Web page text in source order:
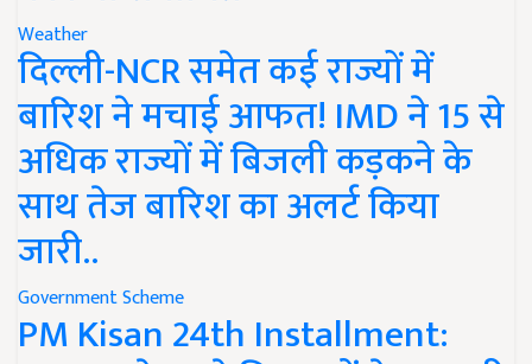
Weather
दिल्ली-NCR समेत कई राज्यों में
बारिश ने मचाई आफत! IMD ने 15 से
अधिक राज्यों में बिजली कड़कने के
साथ तेज बारिश का अलर्ट किया
जारी..
Government Scheme
PM Kisan 24th Installment: